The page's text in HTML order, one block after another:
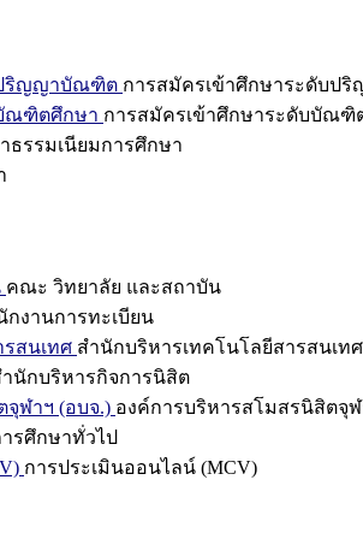
ปริญญาบัณฑิต การสมัครเข้าศึกษาระดับป
ณฑิตศึกษา การสมัครเข้าศึกษาระดับบัณฑิ
ธรรมเนียมการศึกษา
คณะ วิทยาลัย และสถาบัน
กงานการทะเบียน
สนเทศ สำนักบริหารเทคโนโลยีสารสนเทศ
ำนักบริหารกิจการนิสิต
ฬาฯ (อบจ.) องค์การบริหารสโมสรนิสิตจุฬ
รศึกษาทั่วไป
การประเมินออนไลน์ (MCV)